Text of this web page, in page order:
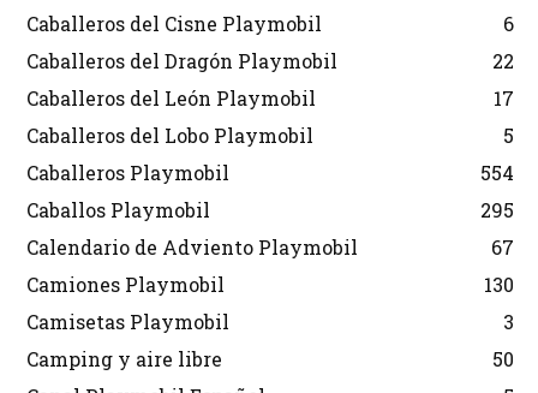
Caballeros del Cisne Playmobil
6
Caballeros del Dragón Playmobil
22
Caballeros del León Playmobil
17
Caballeros del Lobo Playmobil
5
Caballeros Playmobil
554
Caballos Playmobil
295
Calendario de Adviento Playmobil
67
Camiones Playmobil
130
Camisetas Playmobil
3
Camping y aire libre
50